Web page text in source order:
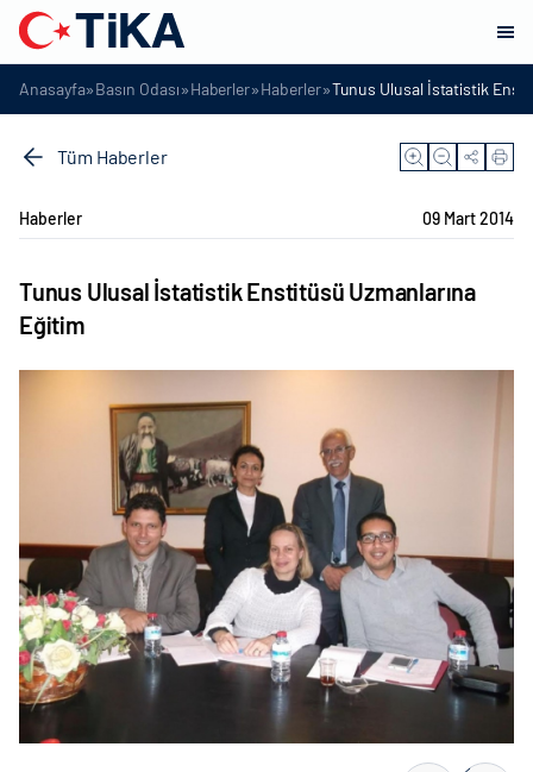
Anasayfa»Basın Odası»Haberler»Haberler»Tunus Ulusal İstatistik
Tüm Haberler
Haberler 09 Mart 2014
Tunus Ulusal İstatistik Enstitüsü Uzmanlarına
Eğitim